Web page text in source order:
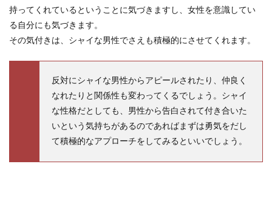
持ってくれているということに気づきますし、女性を意識してい
る自分にも気づきます。
その気付きは、シャイな男性でさえも積極的にさせてくれます。
反対にシャイな男性からアピールされたり、仲良く
なれたりと関係性も変わってくるでしょう。シャイ
な性格だとしても、男性から告白されて付き合いた
いという気持ちがあるのであればまずは勇気をだし
て積極的なアプローチをしてみるといいでしょう。